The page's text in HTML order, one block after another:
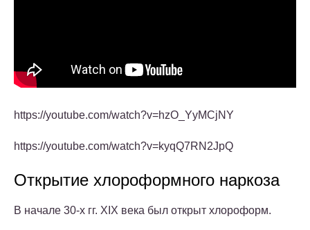
https://youtube.com/watch?v=hzO_YyMCjNY
https://youtube.com/watch?v=kyqQ7RN2JpQ
Открытие хлороформного наркоза
В начале 30-х гг. XIX века был открыт хлороформ.